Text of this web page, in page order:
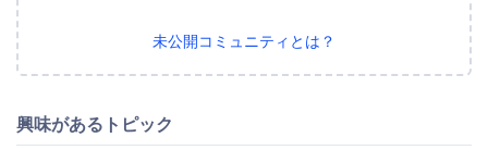
未公開コミュニティとは？
興味があるトピック